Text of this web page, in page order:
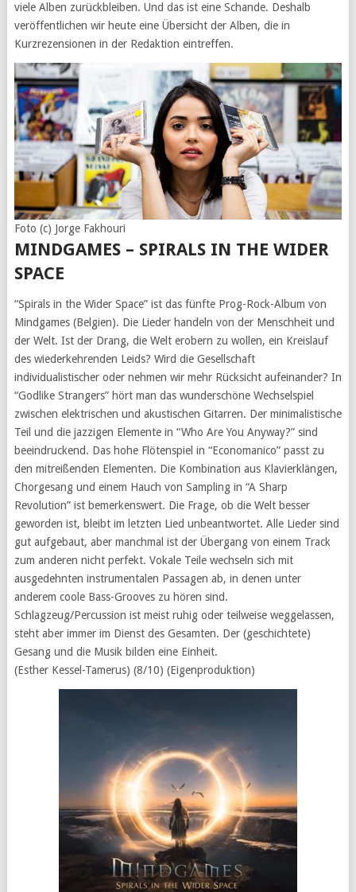
viele Alben zurückbleiben. Und das ist eine Schande. Deshalb
veröffentlichen wir heute eine Übersicht der Alben, die in
Kurzrezensionen in der Redaktion eintreffen.
Foto (c) Jorge Fakhouri
MINDGAMES – SPIRALS IN THE WIDER
SPACE
“Spirals in the Wider Space” ist das fünfte Prog-Rock-Album von
Mindgames (Belgien). Die Lieder handeln von der Menschheit und
der Welt. Ist der Drang, die Welt erobern zu wollen, ein Kreislauf
des wiederkehrenden Leids? Wird die Gesellschaft
individualistischer oder nehmen wir mehr Rücksicht aufeinander? In
“Godlike Strangers” hört man das wunderschöne Wechselspiel
zwischen elektrischen und akustischen Gitarren. Der minimalistische
Teil und die jazzigen Elemente in “Who Are You Anyway?” sind
beeindruckend. Das hohe Flötenspiel in “Economanico” passt zu
den mitreißenden Elementen. Die Kombination aus Klavierklängen,
Chorgesang und einem Hauch von Sampling in “A Sharp
Revolution” ist bemerkenswert. Die Frage, ob die Welt besser
geworden ist, bleibt im letzten Lied unbeantwortet. Alle Lieder sind
gut aufgebaut, aber manchmal ist der Übergang von einem Track
zum anderen nicht perfekt. Vokale Teile wechseln sich mit
ausgedehnten instrumentalen Passagen ab, in denen unter
anderem coole Bass-Grooves zu hören sind.
Schlagzeug/Percussion ist meist ruhig oder teilweise weggelassen,
steht aber immer im Dienst des Gesamten. Der (geschichtete)
Gesang und die Musik bilden eine Einheit.
(Esther Kessel-Tamerus) (8/10) (Eigenproduktion)